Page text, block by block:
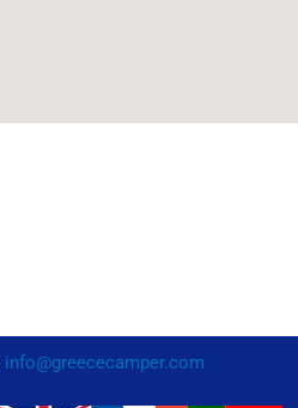
info@greececamper.com